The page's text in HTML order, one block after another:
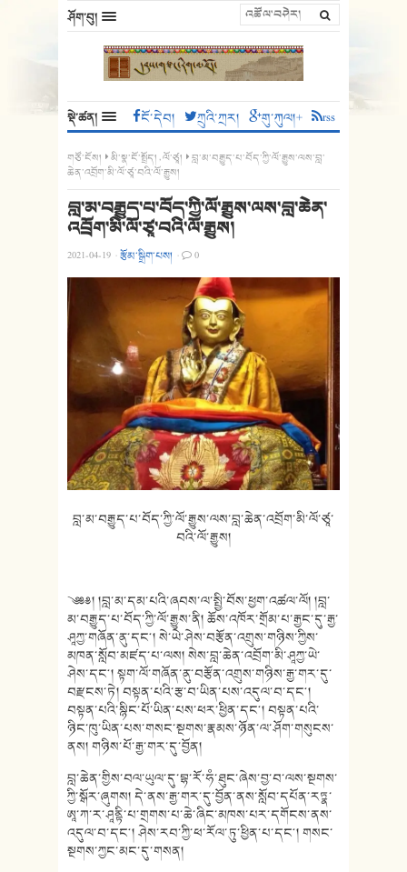
ཤོག་བུ།
སྡེ་ཚན། ངོ་དེབ། ཀྲུའི་ཀྲར། གུ་ཀུལ།+ rss
གཙོ་ངོས། མི་སྣ་ངོ་སྤྲོད།,ལོ་ཙཱ།
བླ་མ་བརྒྱུད་པ་བོད་ཀྱི་ལོ་རྒྱུས་ལས་བླ་
ཆེན་འབྲོག་མི་ལོ་ཙཱ་བའི་ལོ་རྒྱུས།
བླ་མ་བརྒྱུད་པ་བོད་ཀྱི་ལོ་རྒྱུས་ལས་བླ་ཆེན་
འབྲོག་མི་ལོ་ཙཱ་བའི་ལོ་རྒྱུས།
2021-04-19 ·རྩོམ་སྒྲིག་པས། · 0
བླ་མ་བརྒྱུད་པ་བོད་ཀྱི་ལོ་རྒྱུས་ལས་བླ་ཆེན་འབྲོག་མི་ལོ་ཙཱ་
བའི་ལོ་རྒྱུས།
༄༅༅། །བླ་མ་དམ་པའི་ཞབས་ལ་སྤྱི་བོས་ཕྱག་འཚལ་ལོ། །བླ་
མ་བརྒྱུད་པ་བོད་ཀྱི་ལོ་རྒྱུས་ནི། ཆོས་འཁོར་གྲོམ་པ་རྒྱང་དུ་རྒྱ་
ཤཱཀྱ་གཞོན་ནུ་དང༌། སེ་ཡེ་ཤེས་བརྩོན་འགྲུས་གཉིས་ཀྱིས་
མཁན་སློབ་མཛད་པ་ལས། སེས་བླ་ཆེན་འབྲོག་མི་ཤཱཀྱ་ཡེ་
ཤེས་དང༌། སྟག་ལོ་གཞོན་ནུ་བརྩོན་འགྲུས་གཉིས་རྒྱ་གར་དུ་
བརྫངས་ཏེ། བསྟན་པའི་རྩ་བ་ཡིན་པས་འདུལ་བ་དང༌།
བསྟན་པའི་སྙིང་པོ་ཡིན་པས་ཕར་ཕྱིན་དང༌། བསྟན་པའི་
ཉིང་ཁུ་ཡིན་པས་གསང་སྔགས་རྣམས་ཉོན་ལ་ཤོག་གསུངས་
ནས། གཉིས་པོ་རྒྱ་གར་དུ་བྱོན།
བླ་ཆེན་གྱིས་བལ་ཡུལ་དུ་བྷ་རོ་ཧཾ་ཐུང་ཞེས་བྱ་བ་ལས་སྔགས་
ཀྱི་སྒོར་ཞུགས། དེ་ནས་རྒྱ་གར་དུ་བྱོན་ནས་སློབ་དཔོན་རཏྣ་
ཨཱ་ཀ་ར་ཤཱནྟི་པ་གྲགས་པ་ཆེ་ཞིང་མཁས་པར་དགོངས་ནས་
འདུལ་བ་དང༌། ཤེས་རབ་ཀྱི་ཕ་རོལ་ཏུ་ཕྱིན་པ་དང༌། གསང་
སྔགས་ཀྱང་མང་དུ་གསན།